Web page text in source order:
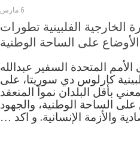
6 مارس
الفلبينية تطورات
الأوضاع على الساحة الوطنية
المتحدة السفير عبدالله
كارلوس دي سوريتا، على
بأقل البلدان نمواً المنعقد
الساحة الوطنية، والجهود
والأزمة الإنسانية. و اكد …